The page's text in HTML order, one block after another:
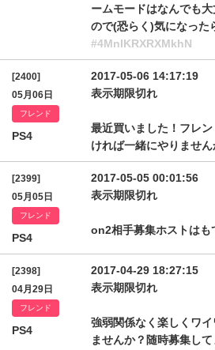
ームモードはなんでも
ので(恐らく)気になった
#4MnlKRXRXMkhN
[2400]
05月06日
フレンド
PS4
2017-05-06 14:17:19
表示期限切れ
最近買いました！フレ
ければ一緒にやりません
[2399]
05月05日
フレンド
PS4
2017-05-05 00:01:56
表示期限切れ
on2相手募集ホストはも
[2398]
04月29日
フレンド
PS4
2017-04-29 18:27:15
表示期限切れ
強弱関係なく楽しくワ
ませんか？随時募集し